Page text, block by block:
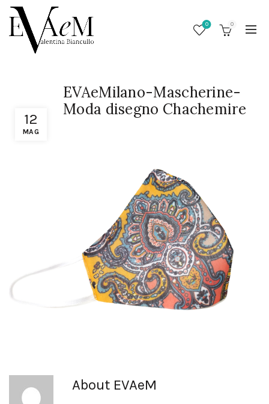
0 0
12
MAG
EVAeMilano-Mascherine-
Moda disegno Chachemire
About EVAeM